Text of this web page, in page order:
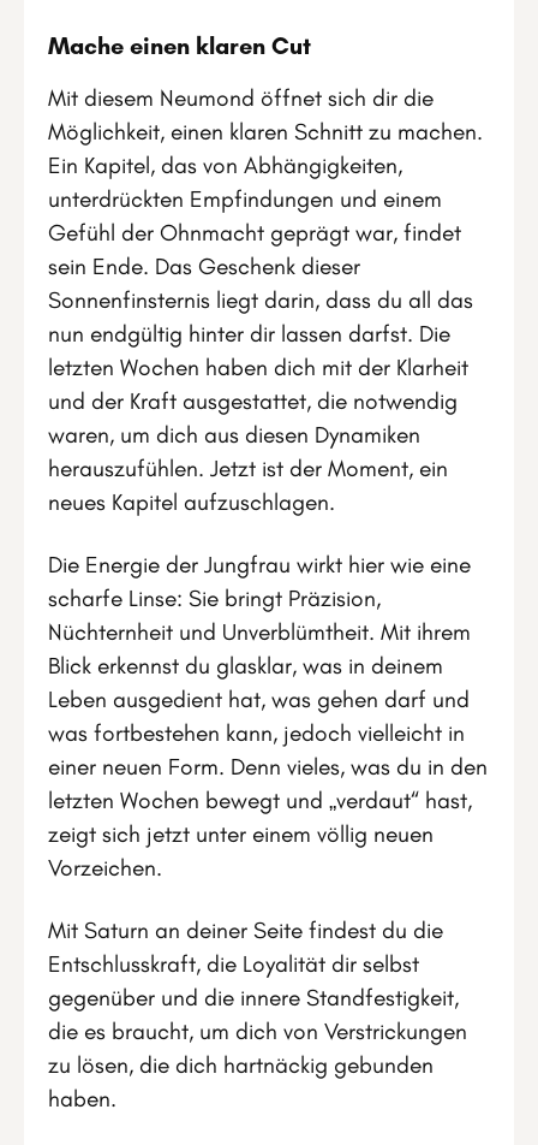
Mache einen klaren Cut
Mit diesem Neumond öffnet sich dir die
Möglichkeit, einen klaren Schnitt zu machen.
Ein Kapitel, das von Abhängigkeiten,
unterdrückten Empfindungen und einem
Gefühl der Ohnmacht geprägt war, findet
sein Ende. Das Geschenk dieser
Sonnenfinsternis liegt darin, dass du all das
nun endgültig hinter dir lassen darfst. Die
letzten Wochen haben dich mit der Klarheit
und der Kraft ausgestattet, die notwendig
waren, um dich aus diesen Dynamiken
herauszufühlen. Jetzt ist der Moment, ein
neues Kapitel aufzuschlagen.
Die Energie der Jungfrau wirkt hier wie eine
scharfe Linse: Sie bringt Präzision,
Nüchternheit und Unverblümtheit. Mit ihrem
Blick erkennst du glasklar, was in deinem
Leben ausgedient hat, was gehen darf und
was fortbestehen kann, jedoch vielleicht in
einer neuen Form. Denn vieles, was du in den
letzten Wochen bewegt und „verdaut“ hast,
zeigt sich jetzt unter einem völlig neuen
Vorzeichen.
Mit Saturn an deiner Seite findest du die
Entschlusskraft, die Loyalität dir selbst
gegenüber und die innere Standfestigkeit,
die es braucht, um dich von Verstrickungen
zu lösen, die dich hartnäckig gebunden
haben.